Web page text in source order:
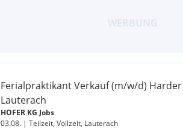
Ferialpraktikant Verkauf (m/w/d) Harder
Lauterach
HOFER KG Jobs
03.08. | Teilzeit, Vollzeit, Lauterach